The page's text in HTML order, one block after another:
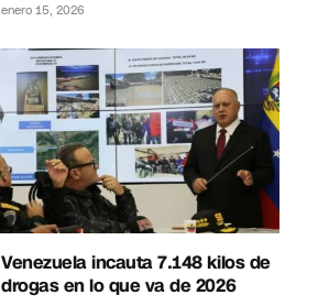
enero 15, 2026
Venezuela incauta 7.148 kilos de
drogas en lo que va de 2026